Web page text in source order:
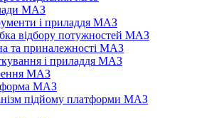
МАЗ
і приладдя МАЗ
відбору потужностей МАЗ
та приналежності МАЗ
і приладдя МАЗ
МАЗ
МАЗ
підйому платформи МАЗ